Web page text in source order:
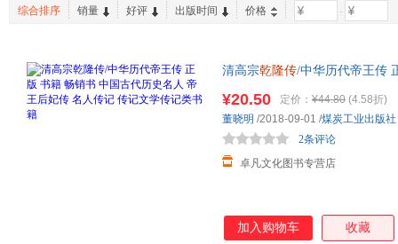
综合排序 销量 好评 出版时间 价格 -
清高宗乾隆传/中华历代帝王传
¥20.50 定价： ¥44.80 (4.58折)
卓凡文化图书专营店
2条评论
董晓明 /2018-09-01 /煤炭工业出版社
加入购物车 收藏